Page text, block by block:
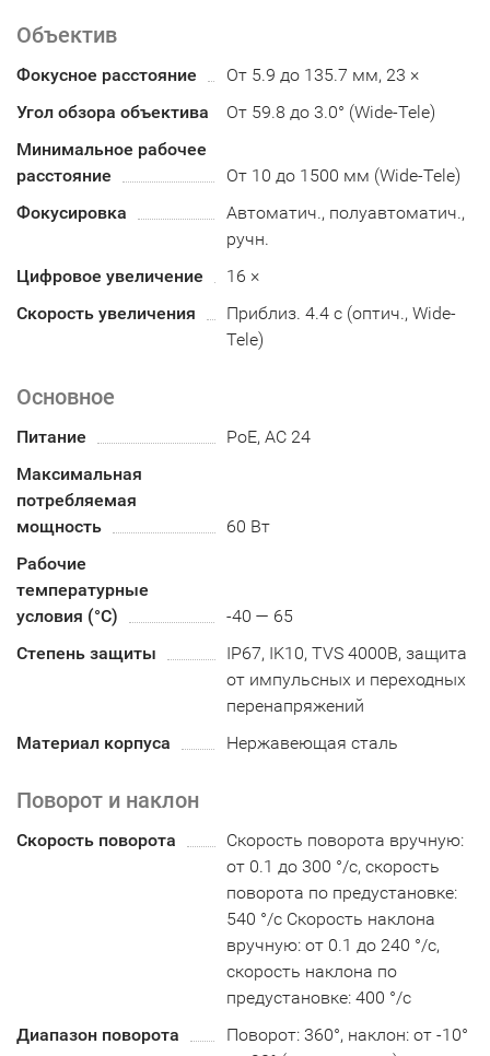
Объектив
Фокусное расстояние
От 5.9 до 135.7 мм, 23 ×
Угол обзора объектива
От 59.8 до 3.0° (Wide-Tele)
Минимальное рабочее
расстояние
От 10 до 1500 мм (Wide-Tele)
Фокусировка
Автоматич., полуавтоматич.,
ручн.
Цифровое увеличение
16 ×
Скорость увеличения
Приблиз. 4.4 с (оптич., Wide-
Tele)
Основное
Питание
PoE, AC 24
Максимальная
потребляемая
мощность
60 Вт
Рабочие
температурные
условия (°С)
-40 — 65
Степень защиты
IP67, IK10, TVS 4000В, защита
от импульсных и переходных
перенапряжений
Материал корпуса
Нержавеющая сталь
Поворот и наклон
Скорость поворота
Скорость поворота вручную:
от 0.1 до 300 °/с, скорость
поворота по предустановке:
540 °/с Скорость наклона
вручную: от 0.1 до 240 °/с,
скорость наклона по
предустановке: 400 °/с
Диапазон поворота
Поворот: 360°, наклон: от -10°